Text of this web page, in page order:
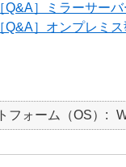
［Q&A］ミラーサー
［Q&A］オンプレミ
フォーム（OS）